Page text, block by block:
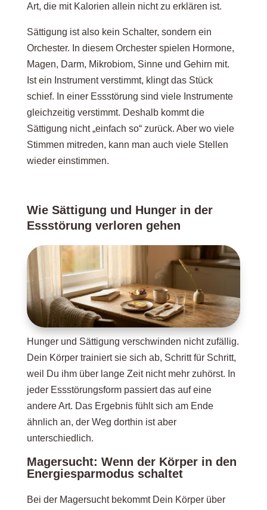
Art, die mit Kalorien allein nicht zu erklären ist.
Sättigung ist also kein Schalter, sondern ein
Orchester. In diesem Orchester spielen Hormone,
Magen, Darm, Mikrobiom, Sinne und Gehirn mit.
Ist ein Instrument verstimmt, klingt das Stück
schief. In einer Essstörung sind viele Instrumente
gleichzeitig verstimmt. Deshalb kommt die
Sättigung nicht „einfach so“ zurück. Aber wo viele
Stimmen mitreden, kann man auch viele Stellen
wieder einstimmen.
Wie Sättigung und Hunger in der
Essstörung verloren gehen
Hunger und Sättigung verschwinden nicht zufällig.
Dein Körper trainiert sie sich ab, Schritt für Schritt,
weil Du ihm über lange Zeit nicht mehr zuhörst. In
jeder Essstörungsform passiert das auf eine
andere Art. Das Ergebnis fühlt sich am Ende
ähnlich an, der Weg dorthin ist aber
unterschiedlich.
Magersucht: Wenn der Körper in den
Energiesparmodus schaltet
Bei der Magersucht bekommt Dein Körper über